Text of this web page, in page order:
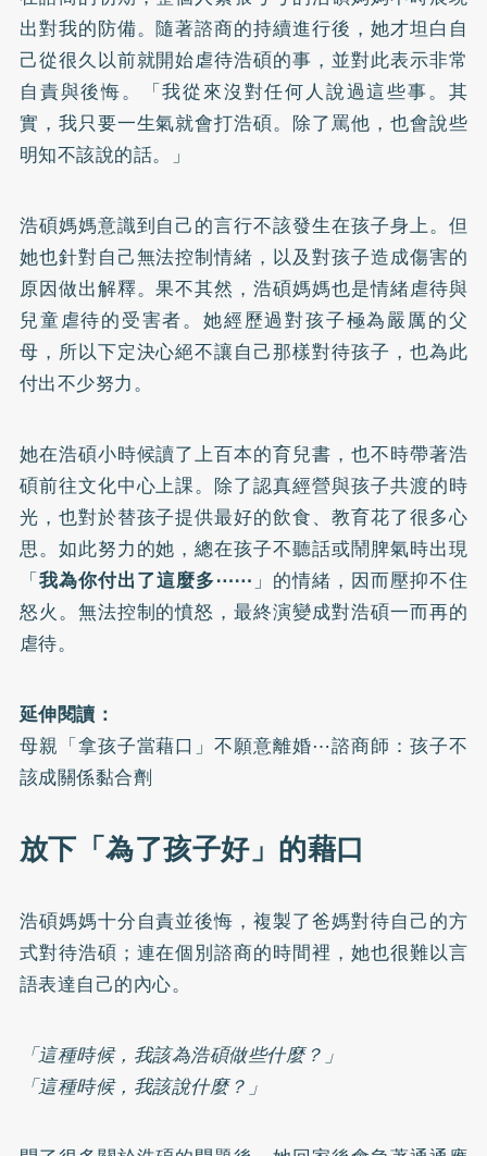
出對我的防備。隨著諮商的持續進行後，她才坦白自
己從很久以前就開始虐待浩碩的事，並對此表示非常
自責與後悔。「我從來沒對任何人說過這些事。其
實，我只要一生氣就會打浩碩。除了罵他，也會說些
明知不該說的話。」
浩碩媽媽意識到自己的言行不該發生在孩子身上。但
她也針對自己無法控制情緒，以及對孩子造成傷害的
原因做出解釋。果不其然，浩碩媽媽也是情緒虐待與
兒童虐待的受害者。她經歷過對孩子極為嚴厲的父
母，所以下定決心絕不讓自己那樣對待孩子，也為此
付出不少努力。
她在浩碩小時候讀了上百本的育兒書，也不時帶著浩
碩前往文化中心上課。除了認真經營與孩子共渡的時
光，也對於替孩子提供最好的飲食、教育花了很多心
思。如此努力的她，總在孩子不聽話或鬧脾氣時出現
「我為你付出了這麼多⋯⋯ 」的情緒，因而壓抑不住
怒火。無法控制的憤怒，最終演變成對浩碩一而再的
虐待。
延伸閱讀：
母親「拿孩子當藉口」不願意離婚⋯諮商師：孩子不
該成關係黏合劑
放下「為了孩子好」的藉口
浩碩媽媽十分自責並後悔，複製了爸媽對待自己的方
式對待浩碩；連在個別諮商的時間裡，她也很難以言
語表達自己的內心。
「這種時候，我該為浩碩做些什麼？」
「這種時候，我該說什麼？」